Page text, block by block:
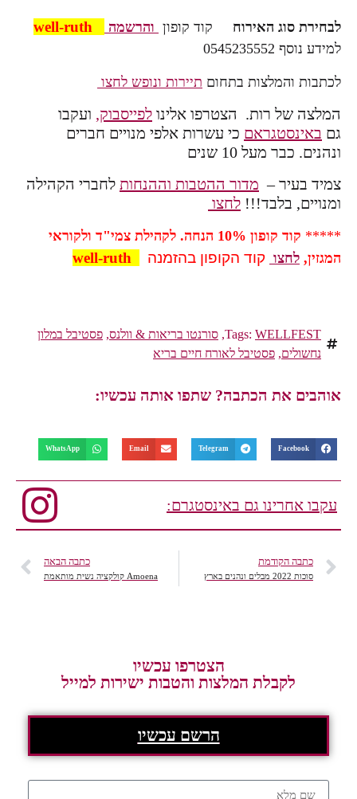
לבחירת סוג האירוחקוד קופון והרשמהwell-ruth
למידע נוסף 0545235552
לכתבות והמלצות בתחוםתיירות ונופש לחצו
המלצה של רות. הצטרפו אלינולפייסבוק,ועקבו
גםבאינסטגראםכי עשרות אלפי מנויים חברים
ונהנים. כבר מעל 10 שנים
צמיד בעיר –מדור ההטבות וההנחותלחברי הקהילה
ומנויים, בלבד!!!לחצו
*****קוד
קופון 10% הנחה. לקהילת צמי"ד ולקוראי
המגזין,לחצו קוד הקופון בהזמנהwell-ruth
Tags:WELLFEST
,סורנטו בריאות & וולנס,פסטיבל במלון
נחשולים,פסטיבל לאורח חיים בריא
אוהבים את הכתבה? שתפו אותה עכשיו:
Facebook
Telegram
Email
WhatsApp
עקבו אחרינו גם באינסטגרם:
כתבה הקודמת
סוכות 2022 מבלים ונהנים בארץ
כתבה הבאה
Amoena קולקציה נשית מותאמת
הצטרפו עכשיו
לקבלת המלצות והטבות ישירות למייל
הרשם עכשיו